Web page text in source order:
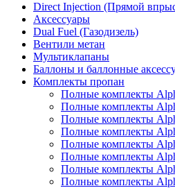
Direct Injection (Прямой
Аксессуары
Dual Fuel (Газодизель)
Вентили метан
Мультиклапаны
Баллоны и баллонные
Комплекты пропан
Полные комплекты
Полные комплекты
Полные комплекты
Полные комплекты
Полные комплекты
Полные комплекты
Полные комплекты
Полные комплекты